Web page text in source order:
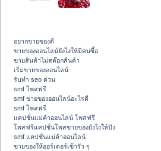
อยากขายของดี
ขายของออนไลน์ยังไงให้มีคนซื้อ
ขายสินค้าไม่สต๊อกสินค้า
เริ่มขายของออนไลน์
รับทำ seo ด่วน
smf โพสฟรี
smf ขายของออนไลน์อะไรดี
smf โพสฟรี
แคปชั่นแม่ค้าออนไลน์ โพสฟรี
โพสฟรีแคปชั่นโพสขายของยังไงให้ปัง
smf แคปชั่นแม่ค้าออนไลน์
ขายของให้ออร์เดอร์เข้ารัว ๆ